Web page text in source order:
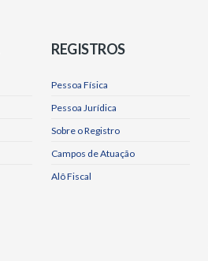
REGISTROS
Pessoa Física
Pessoa Jurídica
Sobre o Registro
Campos de Atuação
Alô Fiscal